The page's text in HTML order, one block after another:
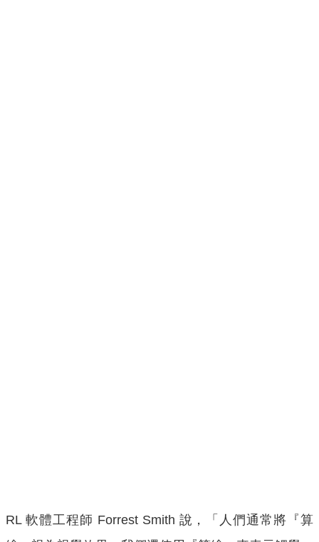
RL 軟體工程師 Forrest Smith 說，「人們通常將『算